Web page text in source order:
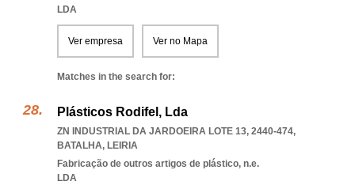
LDA
Ver empresa Ver no Mapa
Matches in the search for:
Plásticos Rodifel, Lda
ZN INDUSTRIAL DA JARDOEIRA LOTE 13, 2440-474,
BATALHA, LEIRIA
Fabricação de outros artigos de plástico, n.e.
LDA